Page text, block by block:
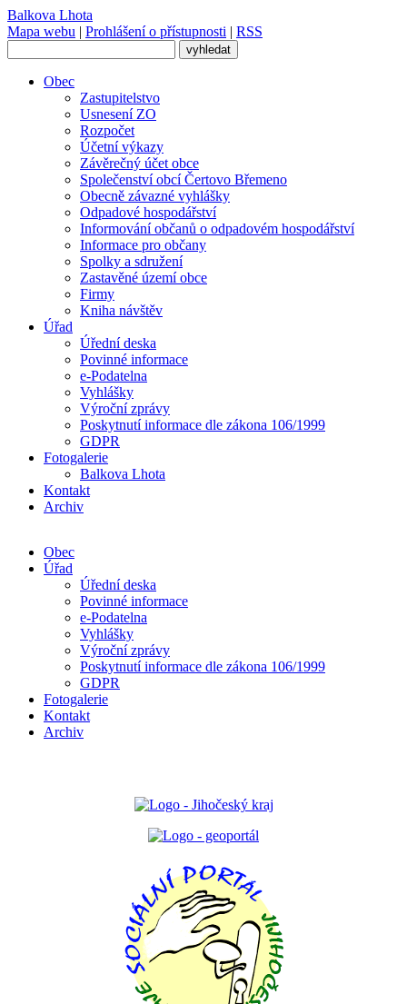
Balkova Lhota
Mapa webu | Prohlášení o přístupnosti | RSS
Obec
Zastupitelstvo
Usnesení ZO
Rozpočet
Účetní výkazy
Závěrečný účet obce
Společenství obcí Čertovo Břemeno
Obecně závazné vyhlášky
Odpadové hospodářství
Informování občanů o odpadovém hospodářství
Informace pro občany
Spolky a sdružení
Zastavěné území obce
Firmy
Kniha návštěv
Úřad
Úřední deska
Povinné informace
e-Podatelna
Vyhlášky
Výroční zprávy
Poskytnutí informace dle zákona 106/1999
GDPR
Fotogalerie
Balkova Lhota
Kontakt
Archiv
Obec
Úřad
Úřední deska
Povinné informace
e-Podatelna
Vyhlášky
Výroční zprávy
Poskytnutí informace dle zákona 106/1999
GDPR
Fotogalerie
Kontakt
Archiv